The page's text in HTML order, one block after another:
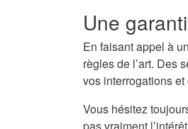
Une
En faisant appel à
règles de l’art. Des
vos interrogations
Vous hésitez